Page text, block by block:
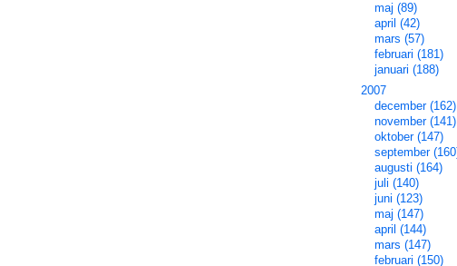
maj (89)
april (42)
mars (57)
februari (181)
januari (188)
2007
december (162)
november (141)
oktober (147)
september
augusti (164)
juli (140)
juni (123)
maj (147)
april (144)
mars (147)
februari (150)